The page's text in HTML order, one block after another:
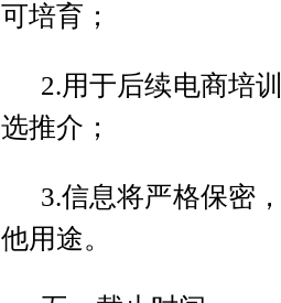
可培育；
2.用于后续电商培
选推介；
3.信息将严格保密
他用途。